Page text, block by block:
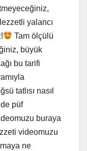
yalancı
Tam ölçülü
büyük
bu tarifi
tatlısı nasıl
püf
buraya
videomuzu
ne